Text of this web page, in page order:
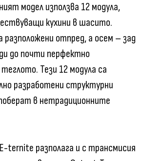
модел използва 12 модула,
кухини в шасито.
отпред, а осем – зад
до почти перфектно
Тези 12 модула са
разработени структурни
в нетрадиционните
ternite разполага и с трансмисия